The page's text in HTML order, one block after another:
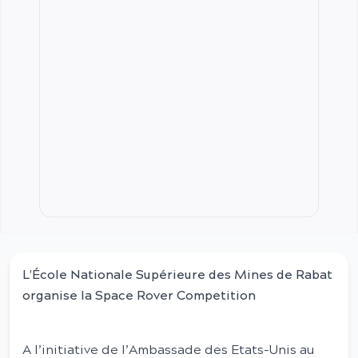
L’École Nationale Supérieure des Mines de Rabat
organise la Space Rover Competition
A l’initiative de l’Ambassade des Etats-Unis au